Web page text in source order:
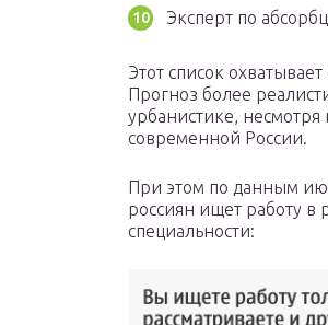
Эксперт по
Этот список
Прогноз более
урбанистике,
современной России.
При этом по данным
россиян ищет работу в
специальности: